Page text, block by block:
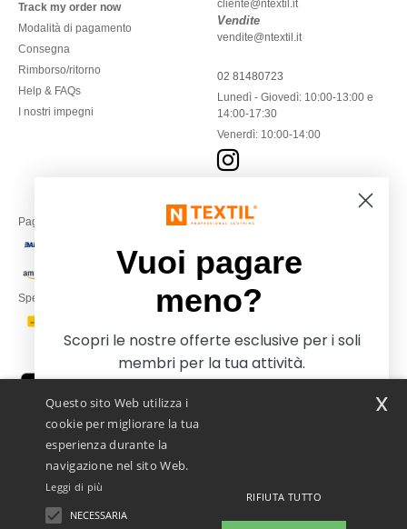
Track my order now
Modalità di pagamento
Consegna
Rimborso/ritorno
Help & FAQs
I nostri impegni
cliente@ntextil.it
Vendite
vendite@ntextil.it
02 81480723
Lunedì - Giovedì: 10:00-13:00 e
14:00-17:30
Venerdì: 10:00-14:00
Paga con
Spediamo con
Netenders Italy SRL — Registered office GALLERIA DEL CORSO 1 -
20122 MILANO (MI) -Italy
Questo sito Web utilizza i
cookie per migliorare la tua
esperienza durante la
navigazione nel sito Web.
Leggi di più
NECESSARIA
RIFIUTA TUTTO
x
Vuoi pagare
meno?
Scopri le nostre offerte esclusive per i soli
membri per la tua attività.